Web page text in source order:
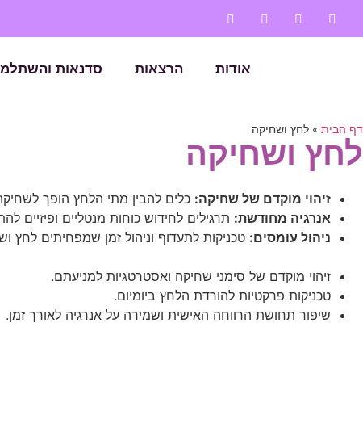
אודות הרצאות סדנאות
דף הבית » לחץ ושחיקה
לחץ ושחיקה
זיהוי מוקדם של שחיקה: כלים להבין מתי הלחץ הופך
אנרגיה מחודשת: תרגילים לחידוש כוחות מנטליים ופיזיים
ניהול עומסים: טכניקות לתעדוף וניהול זמן שמפחיתים לחץ
זיהוי מוקדם של סימני שחיקה ואסטרטגיות למניעתם.
טכניקות פרקטיות להורדת הלחץ ביומיום.
שיפור תחושת הרווחה האישית ושמירה על אנרגיה לאורך זמן.